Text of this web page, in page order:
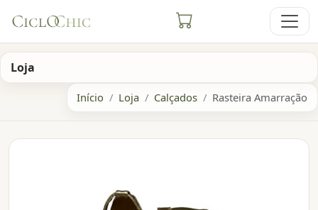
Loja
Início Loja Calçados Rasteira Amarração